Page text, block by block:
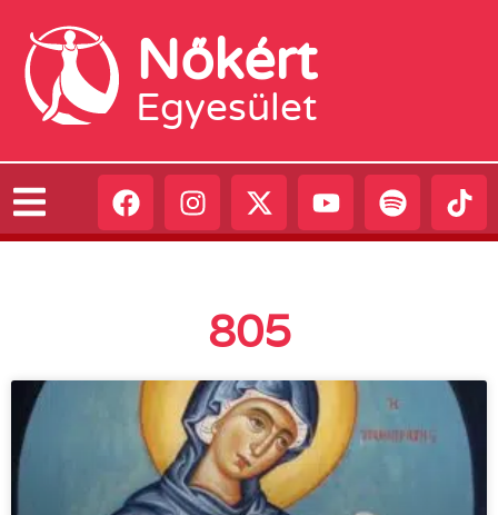
Nőkért
Egyesület
805